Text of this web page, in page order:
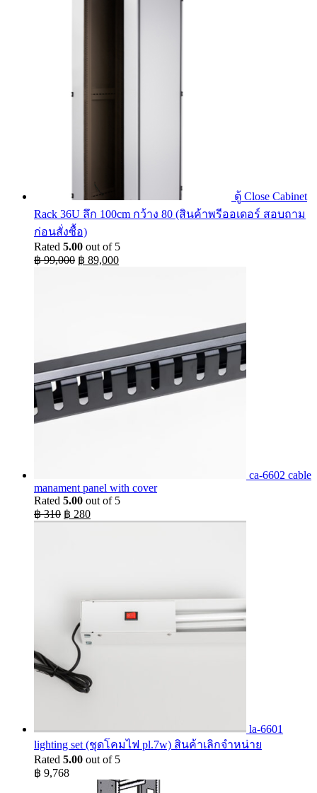
ตู้ Close Cabinet
Rack 36U ลึก 100cm กว้าง 80 (สินค้าพรีออเดอร์ สอบถาม
ก่อนสั่งซื้อ)
Rated 5.00 out of 5
฿99,000 Original
฿ 89,000Current
ca-6602 cable
manament panel with cover
Rated 5.00 out of 5
฿310 Original
price
฿ 280Current
price
la-6601
lighting set (ชุดโคมไฟ pl.7w) สินค้าเลิกจำหน่าย
Rated 5.00 out of 5
฿ 9,768